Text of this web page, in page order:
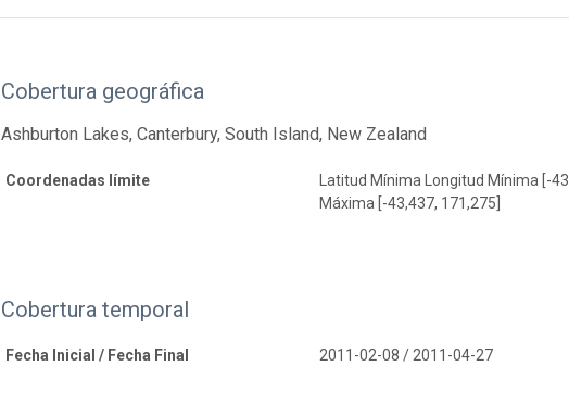
Cobertura geográfica
Ashburton Lakes, Canterbury, South Island, New Zealand
Coordenadas límite
Latitud Mínima Longitud Mínima [-
Máxima [-43,437, 171,275]
Cobertura temporal
Fecha Inicial / Fecha Final 2011-02-08 / 2011-04-27